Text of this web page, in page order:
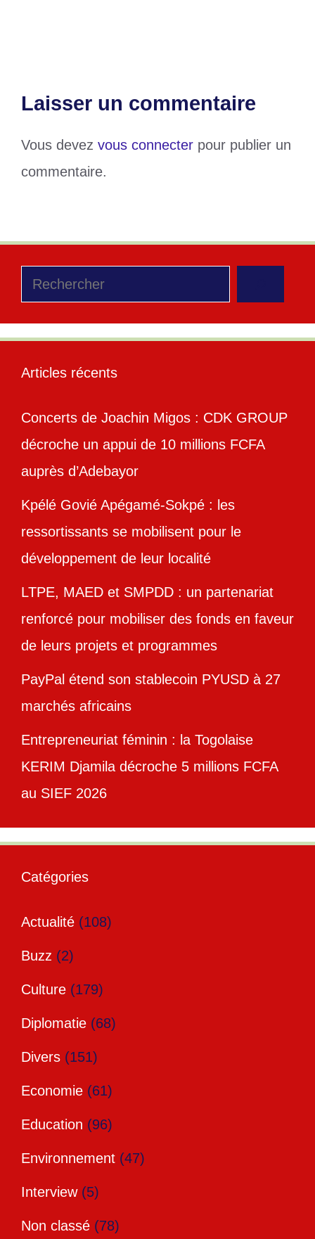
Laisser un commentaire
Vous devez vous connecter pour publier un
commentaire.
Rechercher
Articles récents
Concerts de Joachin Migos : CDK GROUP
décroche un appui de 10 millions FCFA
auprès d’Adebayor
Kpélé Govié Apégamé-Sokpé : les
ressortissants se mobilisent pour le
développement de leur localité
LTPE, MAED et SMPDD : un partenariat
renforcé pour mobiliser des fonds en faveur
de leurs projets et programmes
PayPal étend son stablecoin PYUSD à 27
marchés africains
Entrepreneuriat féminin : la Togolaise
KERIM Djamila décroche 5 millions FCFA
au SIEF 2026
Catégories
Actualité (108)
Buzz (2)
Culture (179)
Diplomatie (68)
Divers (151)
Economie (61)
Education (96)
Environnement (47)
Interview(5)
Non classé (78)